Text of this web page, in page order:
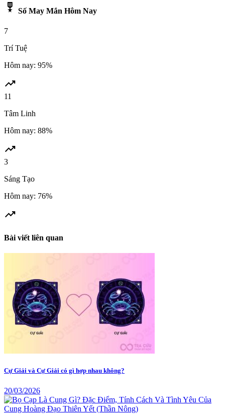
military_tech Số May Mắn Hôm Nay
7
Trí Tuệ
Hôm nay: 95%
trending_up
11
Tâm Linh
Hôm nay: 88%
trending_up
3
Sáng Tạo
Hôm nay: 76%
trending_up
Bài viết liên quan
Cự Giải và Cự Giải có gì hợp nhau không?
20/03/2026